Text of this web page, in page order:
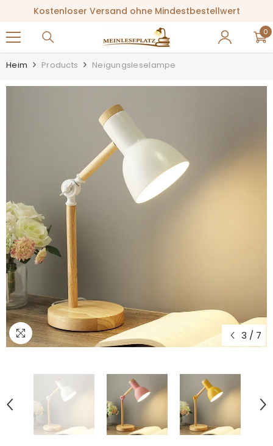
Kostenloser Versand ohne Mindestbestellwert
0
0
Heim Products Neigungsleselampe
3 / 7